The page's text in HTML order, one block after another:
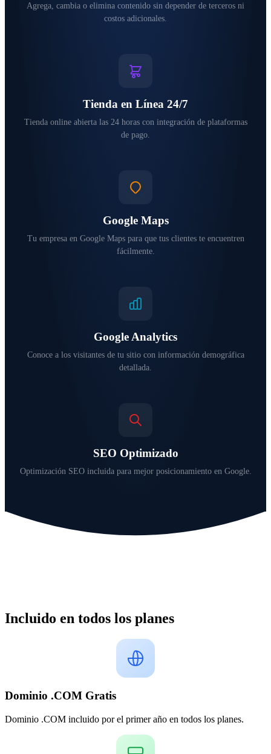
Agrega, cambia o elimina contenido sin depender de terceros ni
costos adicionales.
Tienda en Línea 24/7
Tienda online abierta las 24 horas con integración de plataformas
de pago.
Google Maps
Tu empresa en Google Maps para que tus clientes te encuentren
fácilmente.
Google Analytics
Conoce a los visitantes de tu sitio con información demográfica
detallada.
SEO Optimizado
Optimización SEO incluida para mejor posicionamiento en Google.
Incluido en todos los planes
Dominio .COM Gratis
Dominio .COM incluido por el primer año en todos los planes.